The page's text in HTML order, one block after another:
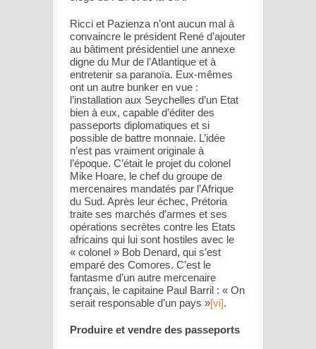
Ricci et Pazienza n’ont aucun mal à
convaincre le président René d’ajouter
au bâtiment présidentiel une annexe
digne du Mur de l’Atlantique et à
entretenir sa paranoïa. Eux-mêmes
ont un autre bunker en vue :
l’installation aux Seychelles d’un Etat
bien à eux, capable d’éditer des
passeports diplomatiques et si
possible de battre monnaie. L’idée
n’est pas vraiment originale à
l’époque. C’était le projet du colonel
Mike Hoare, le chef du groupe de
mercenaires mandatés par l’Afrique
du Sud. Après leur échec, Prétoria
traite ses marchés d’armes et ses
opérations secrètes contre les Etats
africains qui lui sont hostiles avec le
« colonel » Bob Denard, qui s’est
emparé des Comores. C’est le
fantasme d’un autre mercenaire
français, le capitaine Paul Barril : « On
serait responsable d’un pays »[vi].
Produire et vendre des passeports